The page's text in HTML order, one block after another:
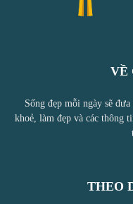
VỀ
Sống đẹp mỗi ngày sẽ
khoẻ, làm đẹp và các thông
THEO